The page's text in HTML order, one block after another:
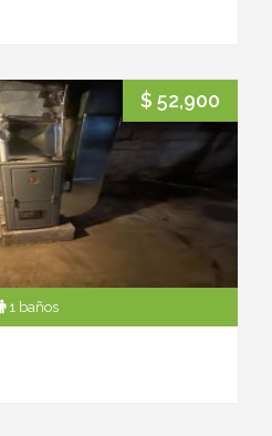
$ 52,900
1 baños